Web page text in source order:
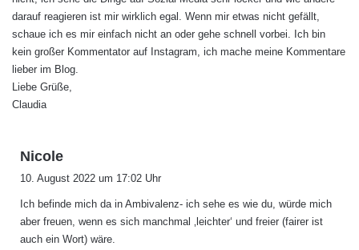
darauf reagieren ist mir wirklich egal. Wenn mir etwas nicht gefällt,
schaue ich es mir einfach nicht an oder gehe schnell vorbei. Ich bin
kein großer Kommentator auf Instagram, ich mache meine Kommentare
lieber im Blog.
Liebe Grüße,
Claudia
Nicole
t
:
10. August 2022 um 17:02 Uhr
Ich befinde mich da in Ambivalenz- ich sehe es wie du, würde mich
aber freuen, wenn es sich manchmal ‚leichter‘ und freier (fairer ist
auch ein Wort) wäre.